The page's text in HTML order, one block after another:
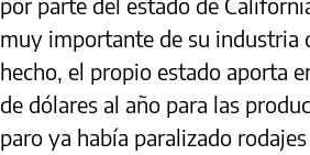
muy importante de su industria
hecho, el propio estado aporta
de dólares al año para las
paro ya había paralizado